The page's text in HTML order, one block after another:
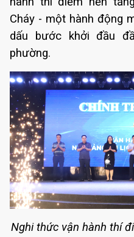
Cháy - một hành động
dấu bước khởi đầu
phường.
Nghi thức vận hành thí